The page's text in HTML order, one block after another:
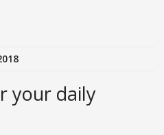
your daily